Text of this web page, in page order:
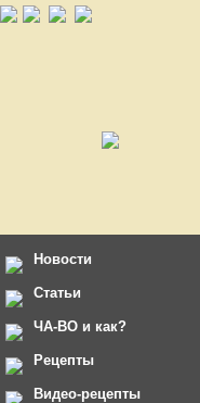
Новости
Статьи
ЧА-ВО и как?
Рецепты
Видео-рецепты